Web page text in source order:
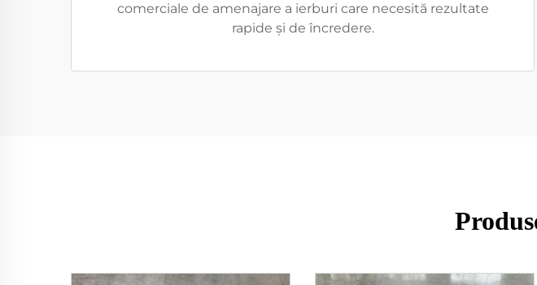
comerciale de amenajare a ierburi care necesită rezultate
rapide și de încredere.